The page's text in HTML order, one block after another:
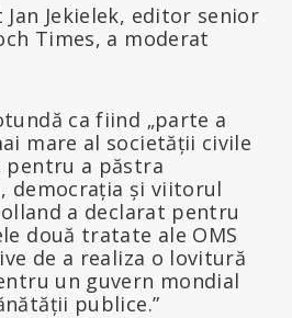
Jekielek, editor senior
Times, a moderat
ca fiind „parte a
mare al societății civile
pentru a păstra
democrația și viitorul
a declarat pentru
două tratate ale OMS
de a realiza o lovitură
un guvern mondial
publice.”